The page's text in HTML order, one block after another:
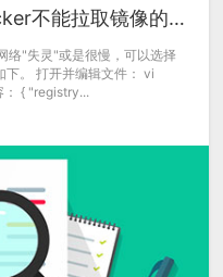
使用国内镜像地址解决docker不能拉取镜像的问题
络"失灵"或是很慢，可以选择
下。 打开并编辑文件： vi
{ "registry...